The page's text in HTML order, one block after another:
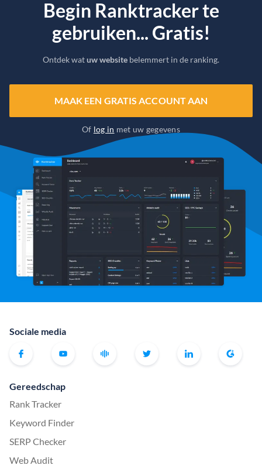
Begin Ranktracker te
gebruiken... Gratis!
Ontdek watuw website belemmert in de ranking.
MAAK EEN GRATIS ACCOUNT AAN
Of log in met uw gegevens
Sociale media
Gereedschap
Rank Tracker
Keyword Finder
SERP Checker
Web Audit